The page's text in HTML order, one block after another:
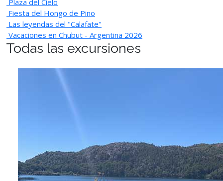
Fiesta del Hongo de Pino
Las leyendas del "Calafate"
Vacaciones en Chubut - Argentina 2026
Todas las excursiones